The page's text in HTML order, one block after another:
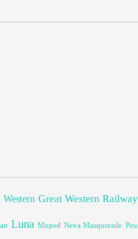
Western Great Western Railway
Luna Moped Neva Masquerade